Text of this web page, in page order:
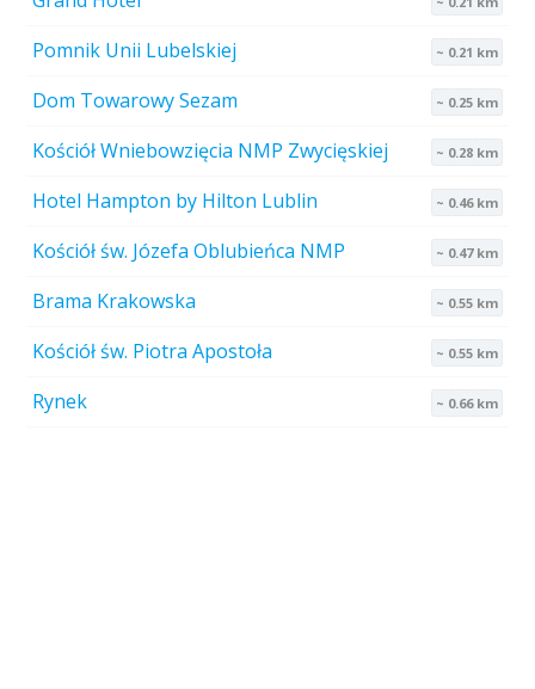
Pomnik Unii Lubelskiej ~ 0.21 km
Dom Towarowy Sezam ~ 0.25 km
Kościół Wniebowzięcia NMP Zwycięskiej ~ 0.28 km
Hotel Hampton by Hilton Lublin ~ 0.46 km
Kościół św. Józefa Oblubieńca NMP ~ 0.47 km
Brama Krakowska ~ 0.55 km
Kościół św. Piotra Apostoła ~ 0.55 km
Rynek ~ 0.66 km